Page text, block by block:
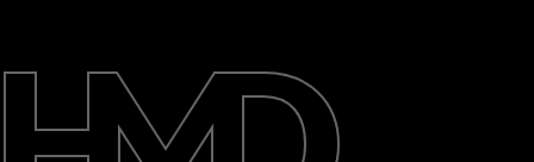
Reparar, reutilizar, reciclar
Sostenibilidad
Soporte